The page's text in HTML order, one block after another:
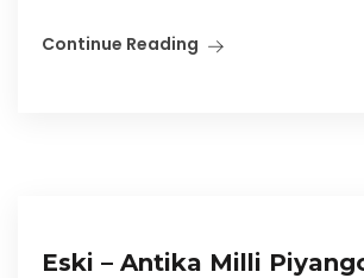
Continue Reading
Eski – Antika Milli